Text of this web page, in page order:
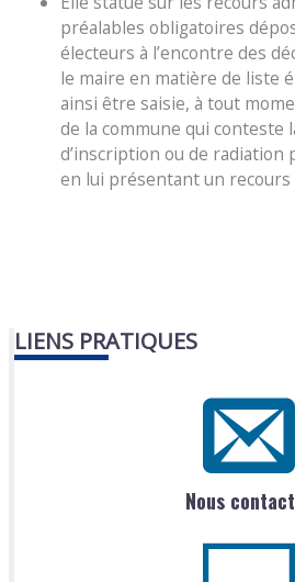
préalables obligatoires
électeurs à l’encontre des
le maire en matière de liste
ainsi être saisie, à tout
de la commune qui conteste
d’inscription ou de radiation
en lui présentant un
LIENS PRATIQUES
Nous